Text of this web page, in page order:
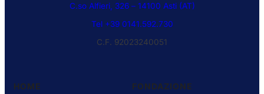
C.so Alfieri, 326 – 14100 Asti (AT)
Tel +39 0141.592.730
C.F. 92023240051
HOME FONDAZIONE